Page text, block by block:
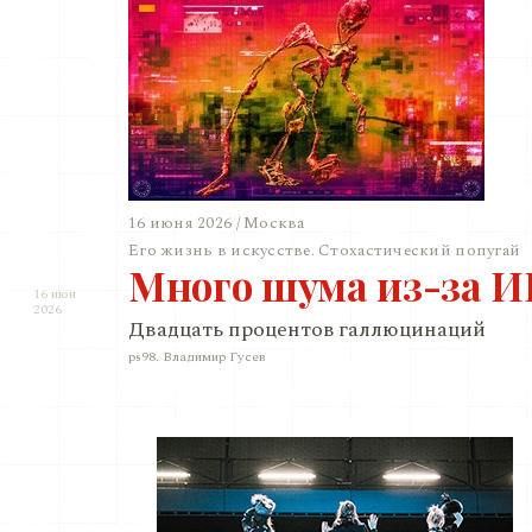
16 июня 2026 / Москва
Его жизнь в искусстве. Стохастический попугай
Много шума из-за
Двадцать процентов галлюцинаций
ps98. Владимир Гусев
16 июн
2026